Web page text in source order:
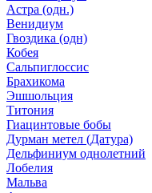
Астра (одн.)
Венидиум
Гвоздика (одн)
Кобея
Сальпиглоссис
Брахикома
Эшшольция
Титония
Гиацинтовые бобы
Дурман метел (Датура)
Дельфиниум однолетний
Лобелия
Мальва